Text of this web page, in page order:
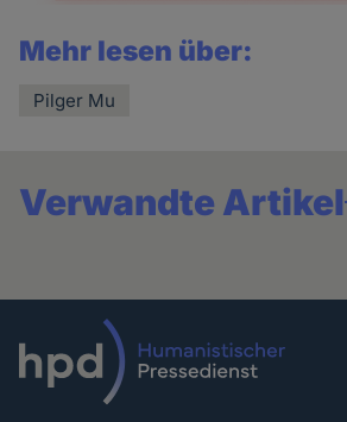
Mehr lesen über:
Pilger Mu
Verwandte Artikel